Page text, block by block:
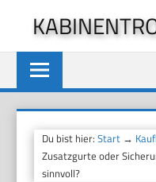
springen
Du bist hier:Start →
Zusatzgurte oder
sinnvoll?